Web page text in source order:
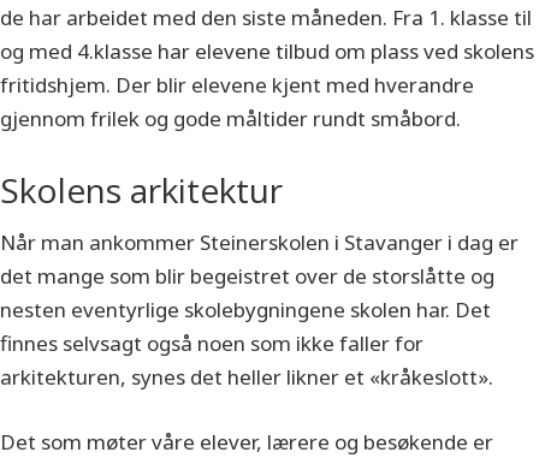
de har arbeidet med den siste måneden. Fra 1. klasse til
og med 4.klasse har elevene tilbud om plass ved skolens
fritidshjem. Der blir elevene kjent med hverandre
gjennom frilek og gode måltider rundt småbord.
Skolens arkitektur
Når man ankommer Steinerskolen i Stavanger i dag er
det mange som blir begeistret over de storslåtte og
nesten eventyrlige skolebygningene skolen har. Det
finnes selvsagt også noen som ikke faller for
arkitekturen, synes det heller likner et «kråkeslott».
Det som møter våre elever, lærere og besøkende er